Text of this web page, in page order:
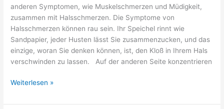
anderen Symptomen, wie Muskelschmerzen und Müdigkeit,
zusammen mit Halsschmerzen. Die Symptome von
Halsschmerzen können rau sein. Ihr Speichel rinnt wie
Sandpapier, jeder Husten lässt Sie zusammenzucken, und das
einzige, woran Sie denken können, ist, den Kloß in Ihrem Hals
verschwinden zu lassen. Auf der anderen Seite konzentrieren
Hausmittel
Halsschmerzen:
Weiterlesen »